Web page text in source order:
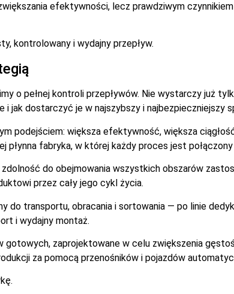
efektywności, lecz prawdziwym
kontrolowany i wydajny przepływ.
o pełnej kontroli przepływów. Nie wystarczy już
jak dostarczyć je w najszybszy i najbezpieczniejszy
podejściem: większa efektywność, większa
fabryka, w której każdy proces jest
do obejmowania wszystkich obszarów
przez cały jego cykl życia.
do transportu, obracania i sortowania — po linie
i wydajny montaż.
zaprojektowane w celu zwiększenia
za pomocą przenośników i pojazdów